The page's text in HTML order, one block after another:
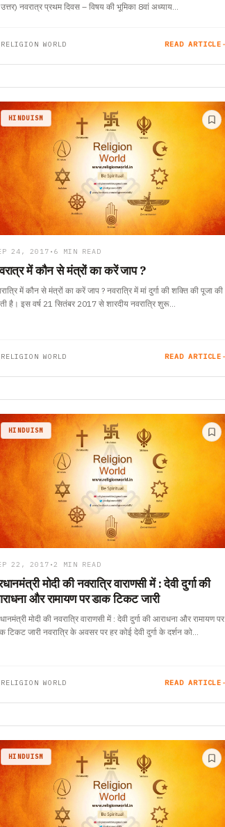
नवरात्र प्रथम दिवस – विषय की भूमिका 8वां अध्याय…
RELIGION WORLD READ ARTICLE
HINDUISM
24, 2017 • 6 MIN READ
में कौन से मंत्रों का करें जाप ?
में कौन से मंत्रों का करें जाप ? नवरात्रि में मां दुर्गा की शक्ति की पूजा की
है। इस वर्ष 21 सितंबर 2017 से शारदीय नवरात्रि शुरू…
RELIGION WORLD READ ARTICLE
HINDUISM
22, 2017 • 2 MIN READ
मोदी की नवरात्रि वाराणसी में : देवी दुर्गा की
और रामायण पर डाक टिकट जारी
मोदी की नवरात्रि वाराणसी में : देवी दुर्गा की आराधना और रामायण पर
टिकट जारी नवरात्रि के अवसर पर हर कोई देवी दुर्गा के दर्शन को…
RELIGION WORLD READ ARTICLE
HINDUISM